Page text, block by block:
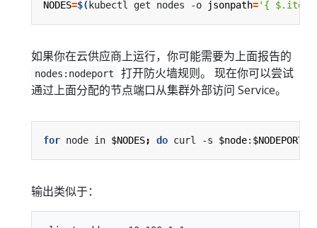
NODES=$( kubectl get nodes -o jsonpath='{
如果你在云供应商上运行，你可能需要为上面报告的
nodes:nodeport
打开防火墙规则。 现在你可以尝试
通过上面分配的节点端口从集群外部访问 Service。
for node in $NODES; do curl -s $node: $NODEPORT
输出类似于：